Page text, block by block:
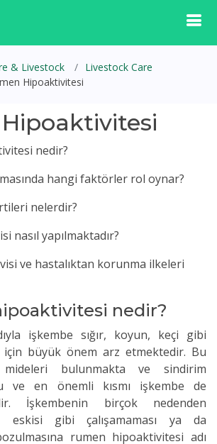
& Livestock
Livestock Care
Hipoaktivitesi
nedir?
hangi faktörler rol oynar?
nelerdir?
nasıl yapılmaktadır?
ve hastalıktan korunma ilkeleri
nedir?
işkembe sığır, koyun, keçi gibi
büyük önem arz etmektedir. Bu
bulunmakta ve sindirim
ve en önemli kısmı işkembe de
İşkembenin birçok nedenden
eskisi gibi çalışamaması ya da
rumen hipoaktivitesi adı